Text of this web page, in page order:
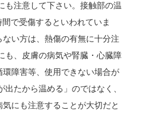
も注意して下さい。接触部の温
で受傷するといわれていま
い方は、熱傷の有無に十分注
も、皮膚の病気や腎臓・心臓障
障害等、使用できない場合が
たから温める」のではなく、
にも注意することが大切だと